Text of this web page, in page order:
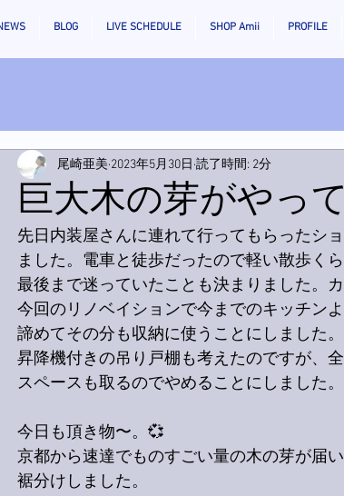
BLOG LIVE SCHEDULE SHOP Amii PROFILE
巨大木の芽がやっ
尾崎亜美 2023年5月30日 読了時間: 2分
先日内装屋さんに連れて行ってもらったシ
ました。電車と徒歩だったので軽い散歩く
最後まで迷っていたことも決まりました。
今回のリノベイションで今までのキッチン
諦めてその分も収納に使うことにしました。
昇降機付きの吊り戸棚も考えたのですが、
スペースも取るのでやめることにしました
今日も頂き物〜。💞
京都から速達でものすごい量の木の芽が届
裾分けしました。